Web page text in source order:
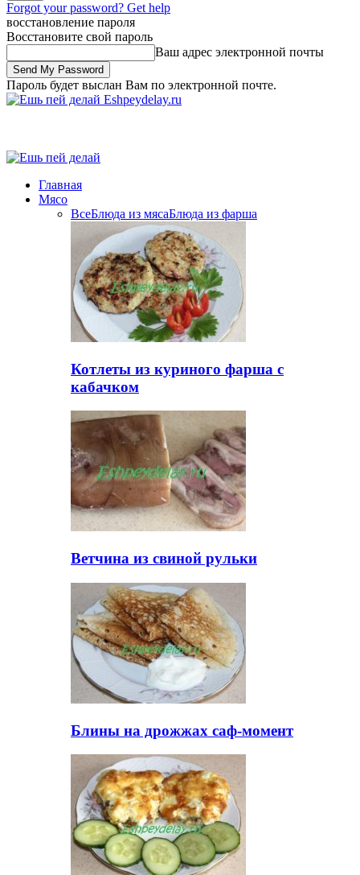
Forgot your password? Get help
восстановление пароля
Восстановите свой пароль
Ваш адрес электронной почты
Пароль будет выслан Вам по электронной почте.
Eshpeydelay.ru
Главная
Мясо
ВсеБлюда из мясаБлюда из фарша
Котлеты из куриного фарша с
кабачком
Ветчина из свиной рульки
Блины на дрожжах саф-момент